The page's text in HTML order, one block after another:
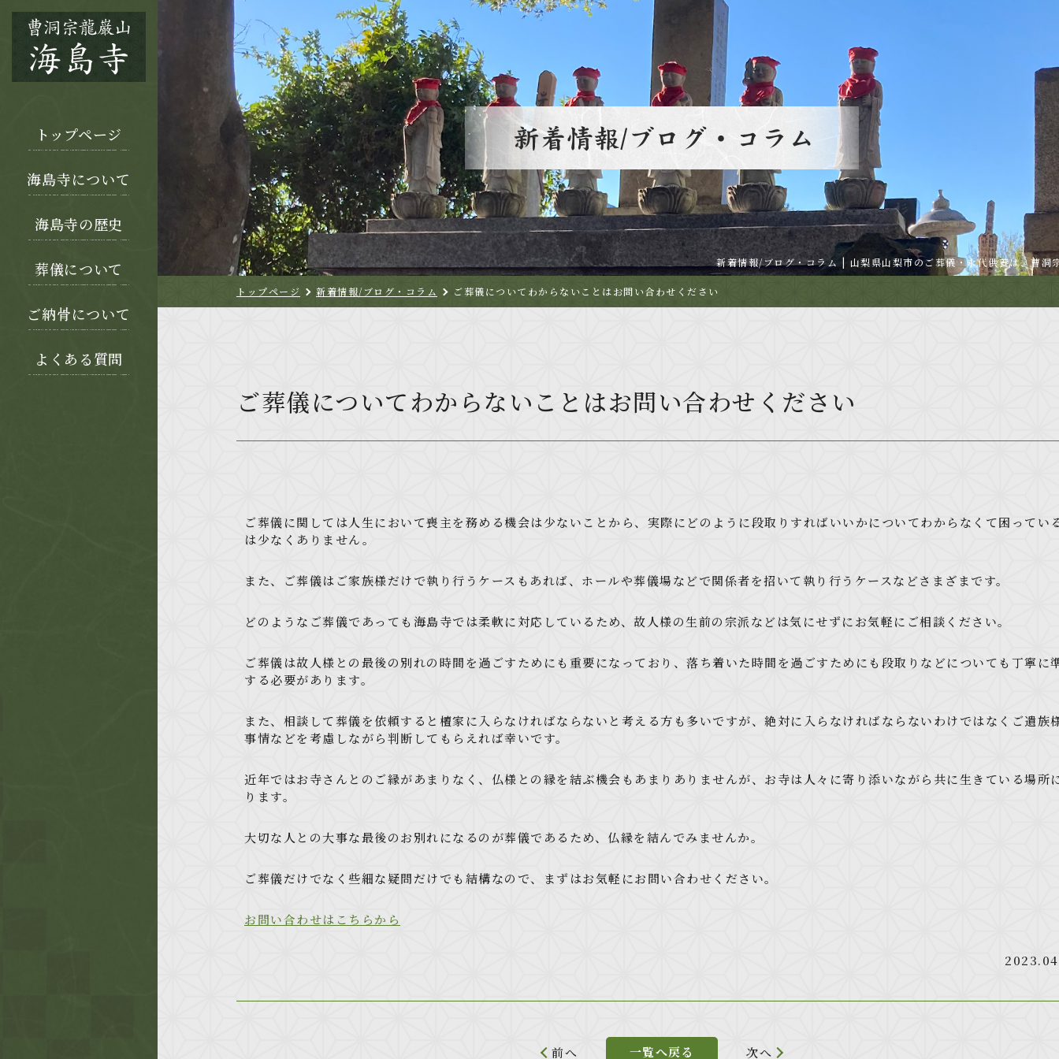
新着情報/ブログ・コラム | 山梨県山梨市のご葬儀・永代供養は、曹洞
トップページ
海島寺について
海島寺の歴史
葬儀について
ご納骨について
よくある質問
トップページ 新着情報/ブログ・コラム ご葬儀についてわからないことはお問い合わせください
ご葬儀についてわからないことはお問い合わせください
ご葬儀に関しては人生において喪主を務める機会は少ないことから、実際にどのように段取りすればいいかについてわからなくて困ってい
は少なくありません。
また、ご葬儀はご家族様だけで執り行うケースもあれば、ホールや葬儀場などで関係者を招いて執り行うケースなどさまざまです。
どのようなご葬儀であっても海島寺では柔軟に対応しているため、故人様の生前の宗派などは気にせずにお気軽にご相談ください。
ご葬儀は故人様との最後の別れの時間を過ごすためにも重要になっており、落ち着いた時間を過ごすためにも段取りなどについても丁寧に
する必要があります。
また、相談して葬儀を依頼すると檀家に入らなければならないと考える方も多いですが、絶対に入らなければならないわけではなくご遺族
事情などを考慮しながら判断してもらえれば幸いです。
近年ではお寺さんとのご縁があまりなく、仏様との縁を結ぶ機会もあまりありませんが、お寺は人々に寄り添いながら共に生きている場所
ります。
大切な人との大事な最後のお別れになるのが葬儀であるため、仏縁を結んでみませんか。
ご葬儀だけでなく些細な疑問だけでも結構なので、まずはお気軽にお問い合わせください。
お問い合わせはこちらから
前へ 次へ
一覧へ戻る